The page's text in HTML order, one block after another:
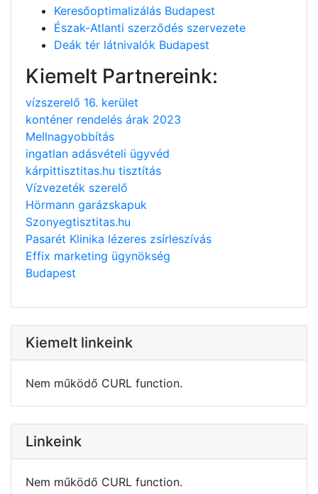
Keresőoptimalizálás Budapest
Észak-Atlanti szerződés szervezete
Deák tér látnivalók Budapest
Kiemelt Partnereink:
vízszerelő 16. kerület
konténer rendelés árak 2023
Mellnagyobbítás
ingatlan adásvételi ügyvéd
kárpittisztitas.hu tisztítás
Vízvezeték szerelő
Hörmann garázskapuk
Szonyegtisztitas.hu
Pasarét Klinika lézeres zsírleszívás
Effix marketing ügynökség
Budapest
Kiemelt linkeink
Nem működő CURL function.
Linkeink
Nem működő CURL function.